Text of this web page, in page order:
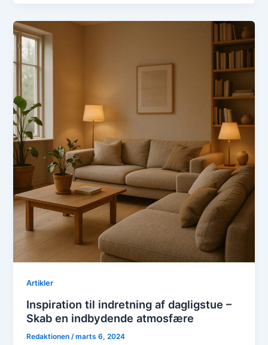
Artikler
Inspiration til indretning af dagligstue –
Skab en indbydende atmosfære
Redaktionen /marts 6, 2024